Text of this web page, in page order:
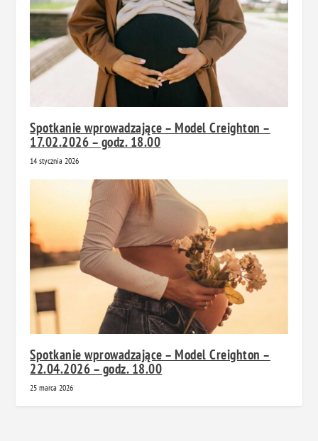
Spotkanie wprowadzające – Model Creighton –
17.02.2026 – godz. 18.00
14 stycznia 2026
Spotkanie wprowadzające – Model Creighton –
22.04.2026 – godz. 18.00
25 marca 2026